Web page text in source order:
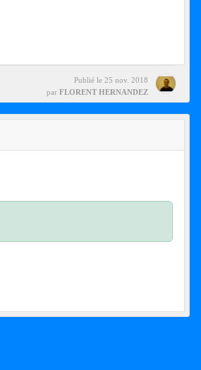
Publié le 25 nov. 2018
par FLORENT HERNANDEZ